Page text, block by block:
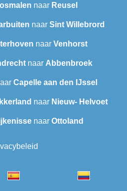
naar Reusel
naar Sint Willebrord
naar Venhorst
naar Abbenbroek
Capelle aan den IJssel
naar Nieuw- Helvoet
naar Ottoland